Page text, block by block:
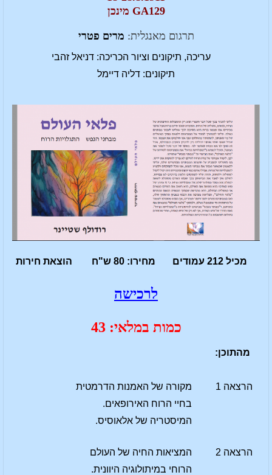
GA129 מינכן
תרגום מאנגלית: מרים פטרי
עריכה, תיקונים וציור הכריכה: דניאל זהבי
תיקונים: דליה דיימל
מכיל 212 עמודים מחירו: 80 ש"ח הוצאת חירות
לרכישה
כמות במלאי: 43
מהתוכן:
הרצאה 1
מקורה של האמנות הדרמטית
בחיי הרוח האירופאים.
המיסטריה של אלאוסיס.
הרצאה 2
המציאות החיה של העולם
הרוחי במיתולוגיה היוונית.